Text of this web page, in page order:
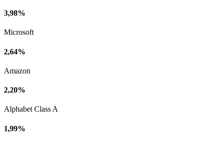
3,98%
Microsoft
2,64%
Amazon
2,20%
Alphabet Class A
1,99%